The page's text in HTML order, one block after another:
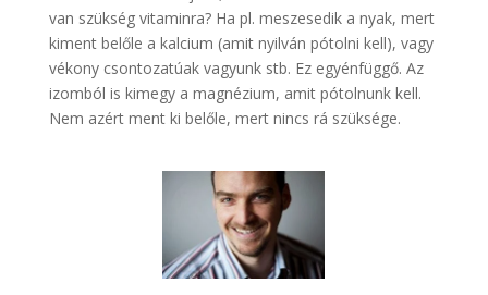
van szükség vitaminra? Ha pl. meszesedik a nyak, mert
kiment belőle a kalcium (amit nyilván pótolni kell), vagy
vékony csontozatúak vagyunk stb. Ez egyénfüggő. Az
izomból is kimegy a magnézium, amit pótolnunk kell.
Nem azért ment ki belőle, mert nincs rá szüksége.